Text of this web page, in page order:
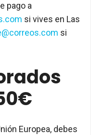
pago a
si vives en Las
si
Europea, debes